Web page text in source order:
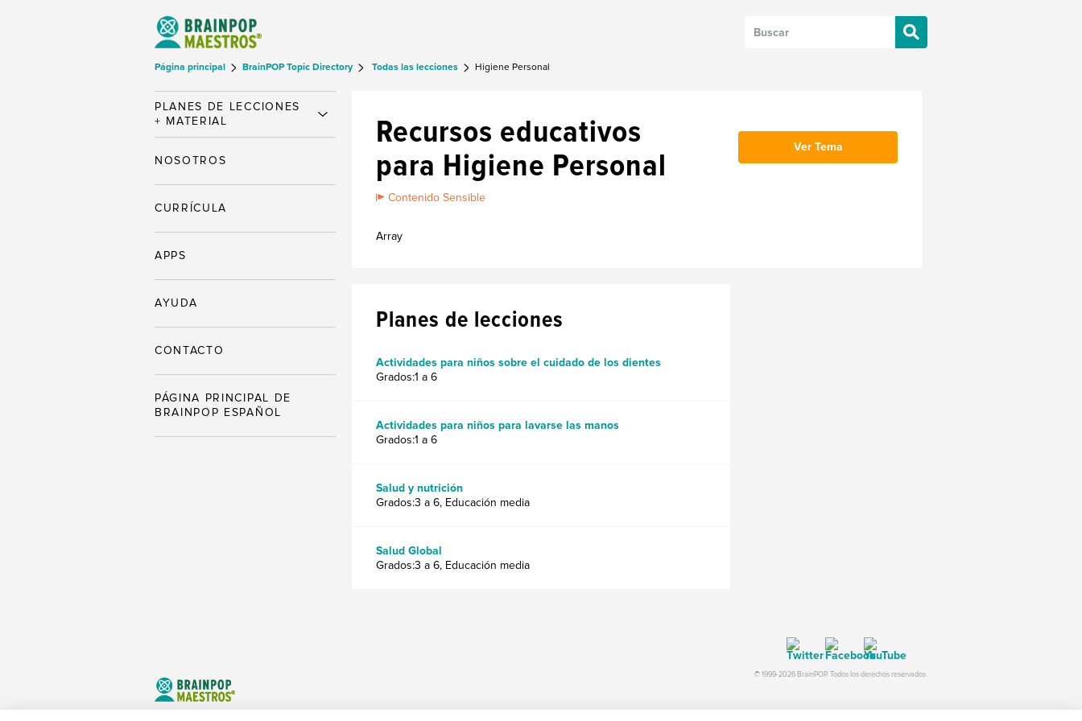
Página principal BrainPOP Topic Directory Todas las lecciones Higiene Personal
Recursos educativos
para Higiene Personal
Contenido Sensible
Array
Ver Tema
Planes de lecciones
Actividades para niños sobre el cuidado de los dientes
Grados:1 a 6
Actividades para niños para lavarse las manos
Grados:1 a 6
Salud y nutrición
Grados:3 a 6, Educación media
Salud Global
Grados:3 a 6, Educación media
PLANES DE LECCIONES
+ MATERIAL
NOSOTROS
CURRÍCULA
APPS
AYUDA
CONTACTO
PÁGINA PRINCIPAL DE
BRAINPOP ESPAÑOL
© 1999-2026 BrainPOP. Todos los derechos reservados.